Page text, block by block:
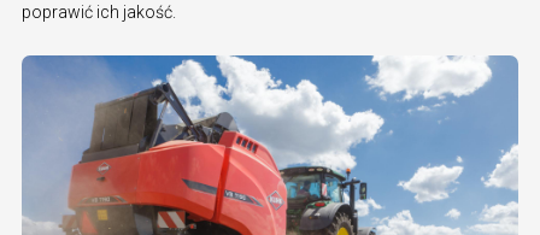
poprawić ich jakość.